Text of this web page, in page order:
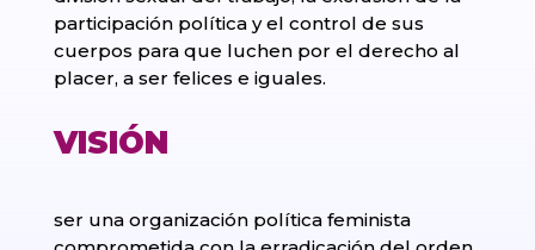
participación política y el control de sus
cuerpos para que luchen por el derecho al
placer, a ser felices e iguales.
VISIÓN
ser una organización política feminista